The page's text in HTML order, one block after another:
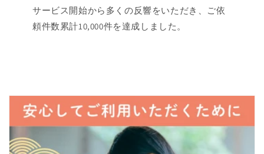
サービス開始から多くの反響をいただき、ご依
頼件数累計10,000件を達成しました。